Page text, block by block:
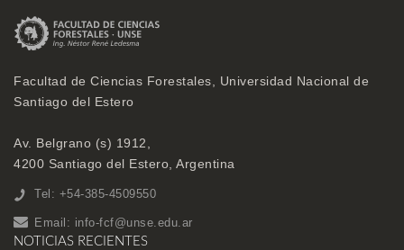
Facultad de Ciencias Forestales, Universidad Nacional de
Santiago del Estero
Av. Belgrano (s) 1912,
4200 Santiago del Estero, Argentina
Tel: +54-385-4509550
Email: info-fcf@unse.edu.ar
NOTICIAS RECIENTES